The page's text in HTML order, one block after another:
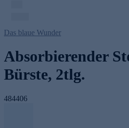
Das blaue Wunder
Absorbierender
Bürste, 2tlg.
484406